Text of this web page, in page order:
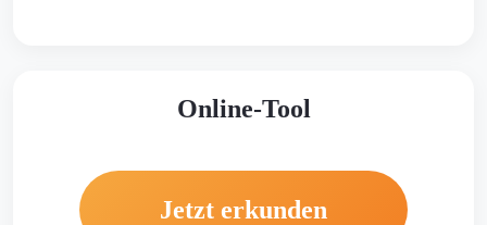
Online-Tool
Jetzt erkunden